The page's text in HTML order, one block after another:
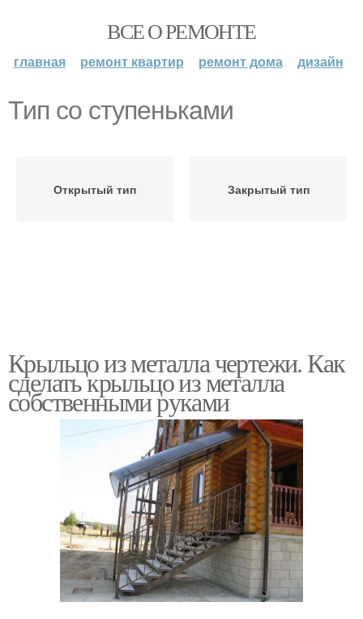
ВСЕ О РЕМОНТЕ
главная ремонт квартир ремонт дома дизайн
Тип со ступеньками
Открытый тип Закрытый тип
Крыльцо из металла чертежи. Как
сделать крыльцо из металла
собственными руками